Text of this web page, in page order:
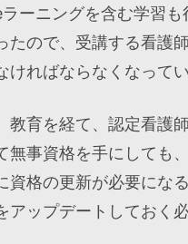
ーニングを含む学習も
たので、受講する看護
ければならなくなってい
教育を経て、認定看護
無事資格を手にしても
資格の更新が必要にな
アップデートしておく